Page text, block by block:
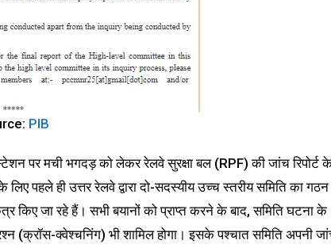
PIB
पर मची भगदड़ को लेकर रेलवे सुरक्षा बल (RPF) की जांच रिपोर्ट
पहले ही उत्तर रेलवे द्वारा दो-सदस्यीय उच्च स्तरीय समिति का गठन
किए जा रहे हैं। सभी बयानों को प्राप्त करने के बाद, समिति घटना के
(क्रॉस-क्वेश्चनिंग) भी शामिल होगा। इसके पश्चात समिति अपनी